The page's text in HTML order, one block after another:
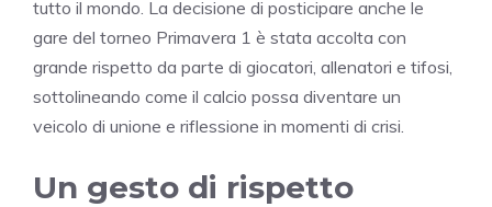
tutto il mondo. La decisione di posticipare anche le
gare del torneo Primavera 1 è stata accolta con
grande rispetto da parte di giocatori, allenatori e tifosi,
sottolineando come il calcio possa diventare un
veicolo di unione e riflessione in momenti di crisi.
Un gesto di rispetto